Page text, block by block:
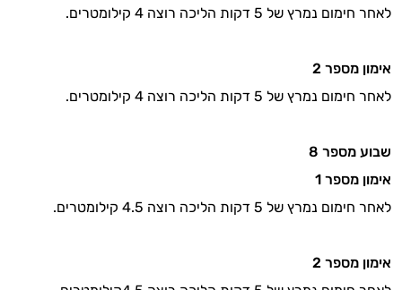
לאחר חימום נמרץ של 5 דקות הליכה רוצה 4 קילומטרים.
אימון מספר 2
לאחר חימום נמרץ של 5 דקות הליכה רוצה 4 קילומטרים.
שבוע מספר 8
אימון מספר 1
לאחר חימום נמרץ של 5 דקות הליכה רוצה 4.5 קילומטרים.
אימון מספר 2